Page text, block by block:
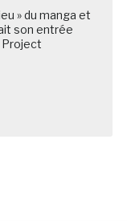
» du manga et
son entrée
Project